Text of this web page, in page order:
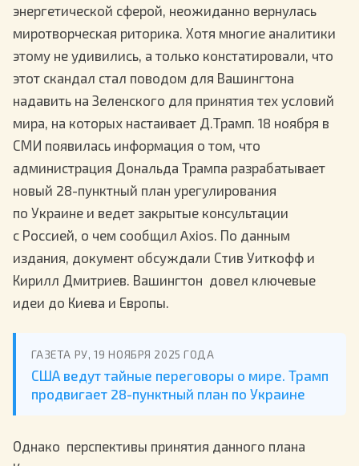
энергетической сферой, неожиданно вернулась
миротворческая риторика. Хотя многие аналитики
этому не удивились, а только констатировали, что
этот скандал стал поводом для Вашингтона
надавить на Зеленского для принятия тех условий
мира, на которых настаивает Д.Трамп. 18 ноября в
СМИ появилась информация о том, что
администрация Дональда Трампа разрабатывает
новый 28-пунктный план урегулирования
по Украине и ведет закрытые консультации
с Россией, о чем сообщил Axios. По данным
издания, документ обсуждали Стив Уиткофф и
Кирилл Дмитриев. Вашингтон довел ключевые
идеи до Киева и Европы.
ГАЗЕТА РУ, 19 НОЯБРЯ 2025 ГОДА
США ведут тайные переговоры о мире. Трамп
продвигает 28-пунктный план по Украине
Однако перспективы принятия данного плана